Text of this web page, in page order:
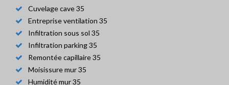
Cuvelage cave 35
Entreprise ventilation 35
Infiltration sous sol 35
Infiltration parking 35
Remontée capillaire 35
Moisissure mur 35
Humidité mur 35